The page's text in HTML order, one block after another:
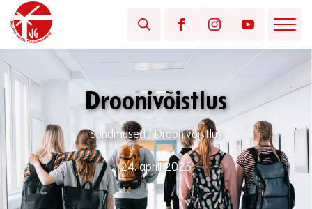
Droonivõistlus
Sündmused/Droonivõistlus
24. aprill 2025